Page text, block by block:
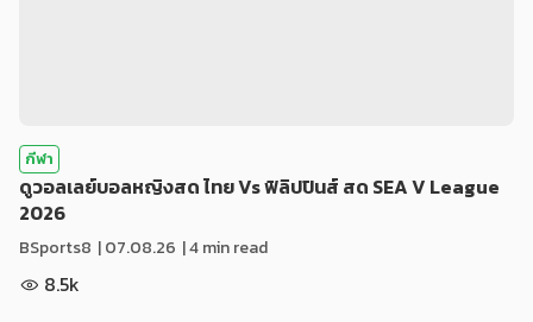
กีฬา
ดูวอลเลย์บอลหญิงสด ไทย Vs ฟิลิปปินส์ สด SEA V League
2026
BSports8 |07.08.26 | 4 min read
8.5k